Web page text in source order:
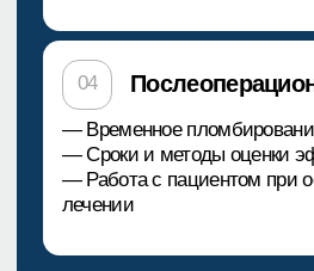
Специализация:
— эндодонтия различной степени сложности
— работа с «безнадежными» зубами
— сложная анатомия корневых каналов
— повторное эндодонтическое лечение
зубов и управлении осложнениями.
Лектор международных
Стаж — больше 19 лет